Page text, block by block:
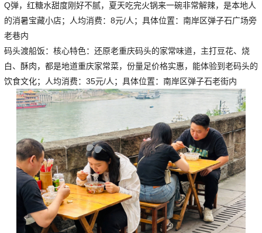
Q弹，红糖水甜度刚好不腻，夏天吃完火锅来一碗非常解辣，是本地人
的消暑宝藏小店；人均消费：8元/人；具体位置：南岸区弹子石广场旁
老巷内
码头渡船饭：核心特色：还原老重庆码头的家常味道，主打豆花、烧
白、酥肉，都是地道重庆家常菜，份量足价格实惠，能体验到老码头的
饮食文化；人均消费：35元/人；具体位置：南岸区弹子石老街内